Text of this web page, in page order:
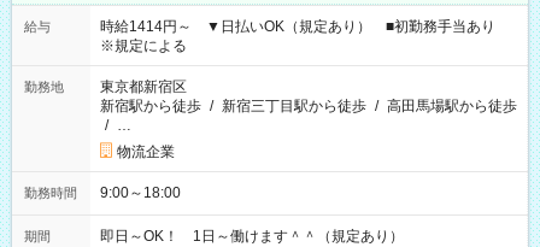
給与
時給1414円～ ▼日払いOK（規定あり） ■初勤務手当あり
※規定による
勤務地
東京都新宿区
新宿駅から徒歩 / 新宿三丁目駅から徒歩 / 高田馬場駅から徒歩
/ …
物流企業
勤務時間 9:00～18:00
期間 即日～OK！ 1日～働けます＾＾（規定あり）